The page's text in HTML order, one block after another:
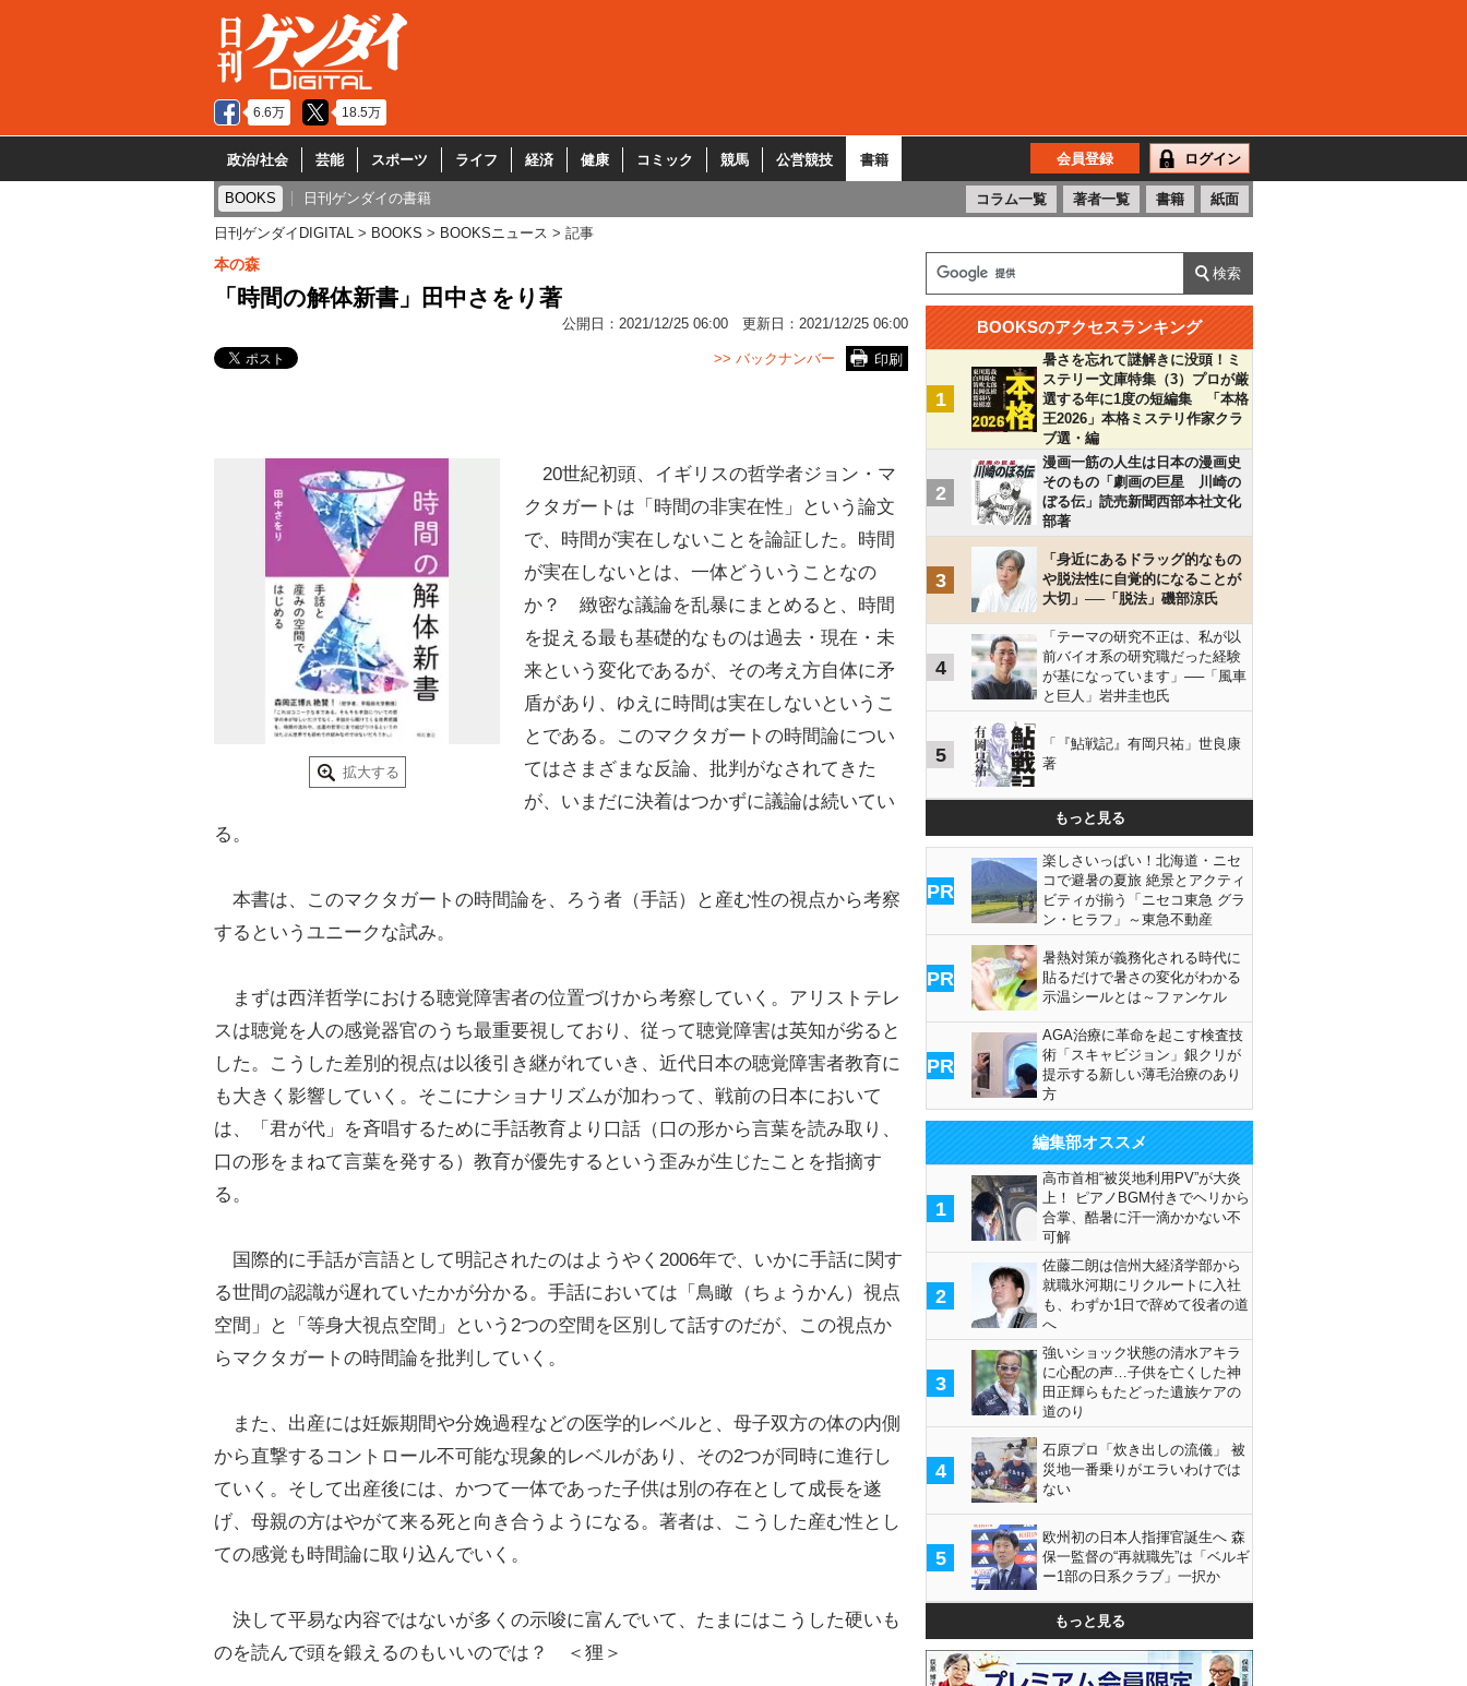
6.6万 18.5万
政治/社会 芸能 スポーツ ライフ 経済 健康 コミック 競馬 公営競技 書籍 会員登録 ログイン
BOOKS 日刊ゲンダイの書籍 コラム一覧 著者一覧 書籍 紙面
日刊ゲンダイDIGITAL BOOKS BOOKSニュース 記事
本の森
「時間の解体新書」田中さをり著
公開日： 2021/12/25 06:00 更新日： 2021/12/25 06:00
印刷
>> バックナンバー
拡大する
20世紀初頭、イギリスの哲学者ジョン・マ
クタガートは「時間の非実在性」という論文
で、時間が実在しないことを論証した。時間
が実在しないとは、一体どういうことなの
か？ 緻密な議論を乱暴にまとめると、時間
を捉える最も基礎的なものは過去・現在・未
来という変化であるが、その考え方自体に矛
盾があり、ゆえに時間は実在しないというこ
とである。このマクタガートの時間論につい
てはさまざまな反論、批判がなされてきた
が、いまだに決着はつかずに議論は続いてい
る。
本書は、このマクタガートの時間論を、ろう者（手話）と産む性の視点から考察
するというユニークな試み。
まずは西洋哲学における聴覚障害者の位置づけから考察していく。アリストテレ
スは聴覚を人の感覚器官のうち最重要視しており、従って聴覚障害は英知が劣ると
した。こうした差別的視点は以後引き継がれていき、近代日本の聴覚障害者教育に
も大きく影響していく。そこにナショナリズムが加わって、戦前の日本において
は、「君が代」を斉唱するために手話教育より口話（口の形から言葉を読み取り、
口の形をまねて言葉を発する）教育が優先するという歪みが生じたことを指摘す
る。
国際的に手話が言語として明記されたのはようやく2006年で、いかに手話に関す
る世間の認識が遅れていたかが分かる。手話においては「鳥瞰（ちょうかん）視点
空間」と「等身大視点空間」という2つの空間を区別して話すのだが、この視点か
らマクタガートの時間論を批判していく。
また、出産には妊娠期間や分娩過程などの医学的レベルと、母子双方の体の内側
から直撃するコントロール不可能な現象的レベルがあり、その2つが同時に進行し
ていく。そして出産後には、かつて一体であった子供は別の存在として成長を遂
げ、母親の方はやがて来る死と向き合うようになる。著者は、こうした産む性とし
ての感覚も時間論に取り込んでいく。
決して平易な内容ではないが多くの示唆に富んでいて、たまにはこうした硬いも
のを読んで頭を鍛えるのもいいのでは？ ＜狸＞
BOOKSのアクセスランキング
1
暑さを忘れて謎解きに没頭！ミ
ステリー文庫特集（3）プロが厳
選する年に1度の短編集 「本格
王2026」本格ミステリ作家クラ
ブ選・編
2
漫画一筋の人生は日本の漫画史
そのもの「劇画の巨星 川崎の
ぼる伝」読売新聞西部本社文化
部著
3
「身近にあるドラッグ的なもの
や脱法性に自覚的になることが
大切」──「脱法」磯部涼氏
4
「テーマの研究不正は、私が以
前バイオ系の研究職だった経験
が基になっています」──「風車
と巨人」岩井圭也氏
5
「『鮎戦記』有岡只祐」世良康
著
もっと見る
PR
楽しさいっぱい！北海道・ニセ
コで避暑の夏旅 絶景とアクティ
ビティが揃う「ニセコ東急 グラ
ン・ヒラフ」～東急不動産
PR
暑熱対策が義務化される時代に
貼るだけで暑さの変化がわかる
示温シールとは～ファンケル
PR
AGA治療に革命を起こす検査技
術「スキャビジョン」銀クリが
提示する新しい薄毛治療のあり
方
編集部オススメ
1
高市首相“被災地利用PV”が大炎
上！ ピアノBGM付きでヘリから
合掌、酷暑に汗一滴かかない不
可解
2
佐藤二朗は信州大経済学部から
就職氷河期にリクルートに入社
も、わずか1日で辞めて役者の道
へ
3
強いショック状態の清水アキラ
に心配の声…子供を亡くした神
田正輝らもたどった遺族ケアの
道のり
4
石原プロ「炊き出しの流儀」 被
災地一番乗りがエラいわけでは
ない
5
欧州初の日本人指揮官誕生へ 森
保一監督の“再就職先”は「ベルギ
ー1部の日系クラブ」一択か
もっと見る